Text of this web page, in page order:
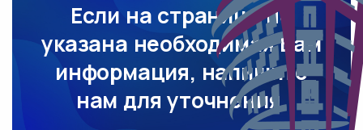
Если на странице не
указана необходимая Вам
информация, напишите
нам для уточнения.